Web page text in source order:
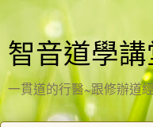
智音道學講
一貫道的行醫~跟修辦道